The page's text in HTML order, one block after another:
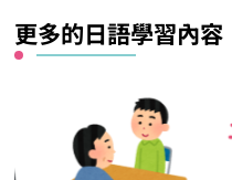
更多的日語學習內容